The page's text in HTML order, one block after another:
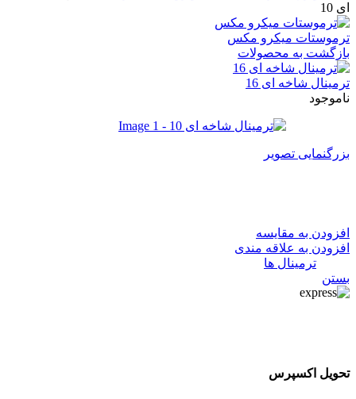
ای 10
ترموستات میکرو مکس
بازگشت به محصولات
ترمینال شاخه ای 16
ناموجود
بزرگنمایی تصویر
افزودن به مقایسه
افزودن به علاقه مندی
ترمینال ها
بستن
تحویل اکسپرس